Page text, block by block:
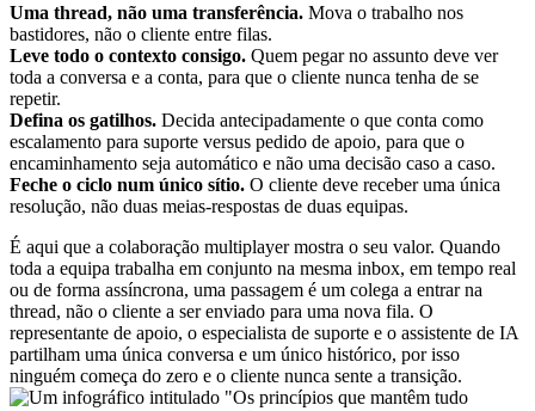
Uma thread, não uma transferência. Mova o trabalho nos
bastidores, não o cliente entre filas.
Leve todo o contexto consigo. Quem pegar no assunto deve ver
toda a conversa e a conta, para que o cliente nunca tenha de se
repetir.
Defina os gatilhos. Decida antecipadamente o que conta como
escalamento para suporte versus pedido de apoio, para que o
encaminhamento seja automático e não uma decisão caso a caso.
Feche o ciclo num único sítio. O cliente deve receber uma única
resolução, não duas meias-respostas de duas equipas.
É aqui que a colaboração multiplayer mostra o seu valor. Quando
toda a equipa trabalha em conjunto na mesma inbox, em tempo real
ou de forma assíncrona, uma passagem é um colega a entrar na
thread, não o cliente a ser enviado para uma nova fila. O
representante de apoio, o especialista de suporte e o assistente de IA
partilham uma única conversa e um único histórico, por isso
ninguém começa do zero e o cliente nunca sente a transição.